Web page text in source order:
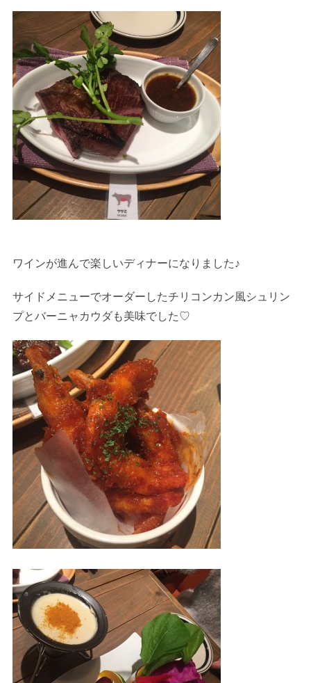
ワインが進んで楽しいディナーになりました♪
サイドメニューでオーダーしたチリコンカン風シュリン
プとバーニャカウダも美味でした♡